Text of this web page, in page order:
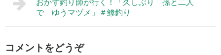
おかず釣り師が行く！「久しぶり 孫と二人
で ゆうマヅメ」＃鯵釣り
コメントをどうぞ